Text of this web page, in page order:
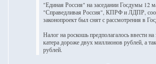
"Единая Россия" на заседании Госдумы 12
"Справедливая Россия", КПРФ и ЛДПР,
законопроект был снят с рассмотрения в
Налог на роскошь предполагалось ввести
катера дороже двух миллионов рублей, а
рублей.